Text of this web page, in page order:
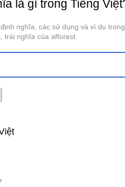
là gì trong Tiếng
nghĩa, các sử dụng và ví dụ
trái nghĩa của afforest.